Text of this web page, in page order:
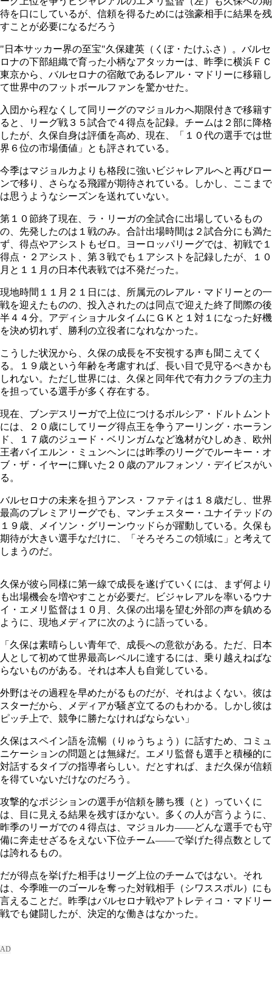
待を口にしているが、信頼を得るためには強豪相手に結果を残
すことが必要になるだろう
"日本サッカー界の至宝"久保建英（くぼ・たけふさ）。バルセ
ロナの下部組織で育った小柄なアタッカーは、昨季に横浜ＦＣ
東京から、バルセロナの宿敵であるレアル・マドリーに移籍し
て世界中のフットボールファンを驚かせた。
入団から程なくして同リーグのマジョルカへ期限付きで移籍す
ると、リーグ戦３５試合で４得点を記録。チームは２部に降格
したが、久保自身は評価を高め、現在、「１０代の選手では世
界６位の市場価値」とも評されている。
今季はマジョルカよりも格段に強いビジャレアルへと再びロー
ンで移り、さらなる飛躍が期待されている。しかし、ここまで
は思うようなシーズンを送れていない。
第１０節終了現在、ラ・リーガの全試合に出場しているもの
の、先発したのは１戦のみ。合計出場時間は２試合分にも満た
ず、得点やアシストもゼロ。ヨーロッパリーグでは、初戦で１
得点・２アシスト、第３戦でも１アシストを記録したが、１０
月と１１月の日本代表戦では不発だった。
現地時間１１月２１日には、所属元のレアル・マドリーとの一
戦を迎えたものの、投入されたのは同点で迎えた終了間際の後
半４４分。アディショナルタイムにＧＫと１対１になった好機
を決め切れず、勝利の立役者になれなかった。
こうした状況から、久保の成長を不安視する声も聞こえてく
る。１９歳という年齢を考慮すれば、長い目で見守るべきかも
しれない。ただし世界には、久保と同年代で有力クラブの主力
を担っている選手が多く存在する。
現在、ブンデスリーガで上位につけるボルシア・ドルトムント
には、２０歳にしてリーグ得点王を争うアーリング・ホーラン
ド、１７歳のジュード・ベリンガムなど逸材がひしめき、欧州
王者バイエルン・ミュンヘンには昨季のリーグでルーキー・オ
ブ・ザ・イヤーに輝いた２０歳のアルフォンソ・デイビスがい
る。
バルセロナの未来を担うアンス・ファティは１８歳だし、世界
最高のプレミアリーグでも、マンチェスター・ユナイテッドの
１９歳、メイソン・グリーンウッドらが躍動している。久保も
期待が大きい選手なだけに、「そろそろこの領域に」と考えて
しまうのだ。
久保が彼ら同様に第一線で成長を遂げていくには、まず何より
も出場機会を増やすことが必要だ。ビジャレアルを率いるウナ
イ・エメリ監督は１０月、久保の出場を望む外部の声を鎮める
ように、現地メディアに次のように語っている。
「久保は素晴らしい青年で、成長への意欲がある。ただ、日本
人として初めて世界最高レベルに達するには、乗り越えねばな
らないものがある。それは本人も自覚している。
外野はその過程を早めたがるものだが、それはよくない。彼は
スターだから、メディアが騒ぎ立てるのもわかる。しかし彼は
ピッチ上で、競争に勝たなければならない」
久保はスペイン語を流暢（りゅうちょう）に話すため、コミュ
ニケーションの問題とは無縁だ。エメリ監督も選手と積極的に
対話するタイプの指導者らしい。だとすれば、まだ久保が信頼
を得ていないだけなのだろう。
攻撃的なポジションの選手が信頼を勝ち獲（と）っていくに
は、目に見える結果を残すほかない。多くの人が言うように、
昨季のリーガでの４得点は、マジョルカ――どんな選手でも守
備に奔走せざるをえない下位チーム――で挙げた得点数として
は誇れるもの。
だが得点を挙げた相手はリーグ上位のチームではない。それ
は、今季唯一のゴールを奪った対戦相手（シワススポル）にも
言えることだ。昨季はバルセロナ戦やアトレティコ・マドリー
戦でも健闘したが、決定的な働きはなかった。